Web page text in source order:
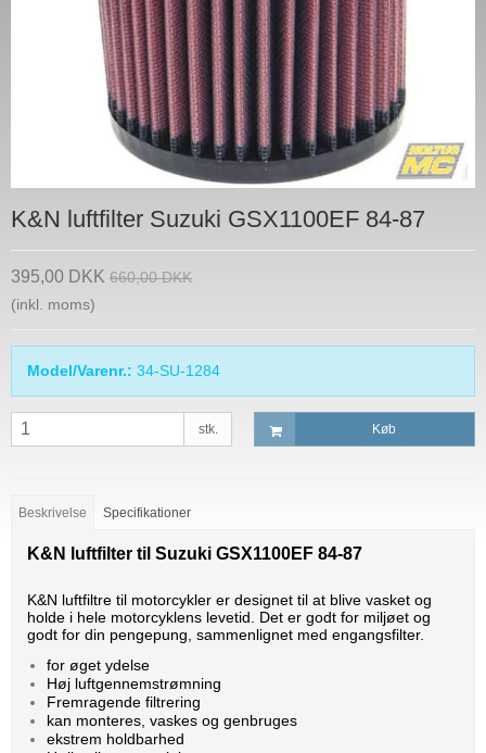
K&N luftfilter Suzuki GSX1100EF 84-87
395,00 DKK 660,00 DKK
(inkl. moms)
Model/Varenr.: 34-SU-1284
stk. Køb
Beskrivelse Specifikationer
K&N luftfilter til Suzuki GSX1100EF 84-87
K&N luftfiltre til motorcykler er designet til at blive vasket og
holde i hele motorcyklens levetid. Det er godt for miljøet og
godt for din pengepung, sammenlignet med engangsfilter.
for øget ydelse
Høj luftgennemstrømning
Fremragende filtrering
kan monteres, vaskes og genbruges
ekstrem holdbarhed